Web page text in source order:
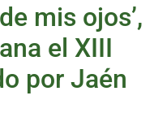
mis ojos’,
el XIII
por Jaén